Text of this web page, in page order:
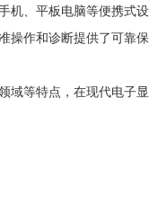
、平板电脑等便携式
作和诊断提供了可靠保
等特点，在现代电子